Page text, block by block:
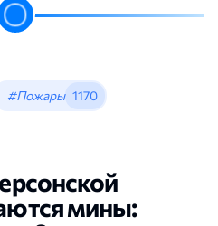
#Пожары 1170
мины: